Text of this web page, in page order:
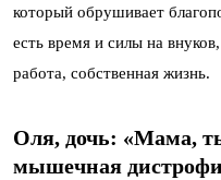
который обрушивает
есть время и силы на
работа, собственная жизнь.
Оля, дочь: «Мама,
мышечная